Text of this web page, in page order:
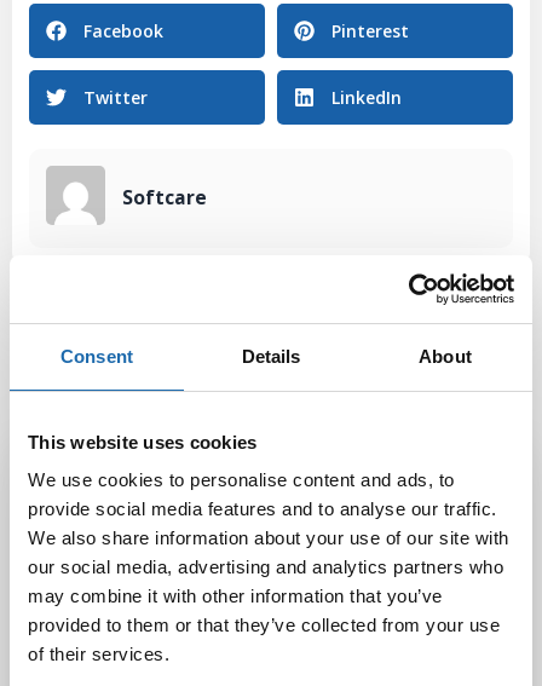
Consent Details About
This website uses cookies
We use cookies to personalise content and ads, to
provide social media features and to analyse our traffic.
We also share information about your use of our site with
our social media, advertising and analytics partners who
may combine it with other information that you’ve
provided to them or that they’ve collected from your use
of their services.
Facebook Pinterest
Twitter LinkedIn
Softcare
Latest Post
Black Friday & cyber Monday 2025!
28.11.2025
Kevään uutuus tuotteet ovat nyt